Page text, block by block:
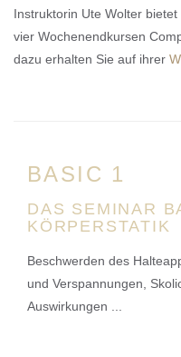
Instruktorin Ute Wolter
vier Wochenendkursen
dazu erhalten Sie auf ihrer
BASIC 1
DAS SEMINAR
KÖRPERSTATIK
Beschwerden des
und Verspannungen,
Auswirkungen ...